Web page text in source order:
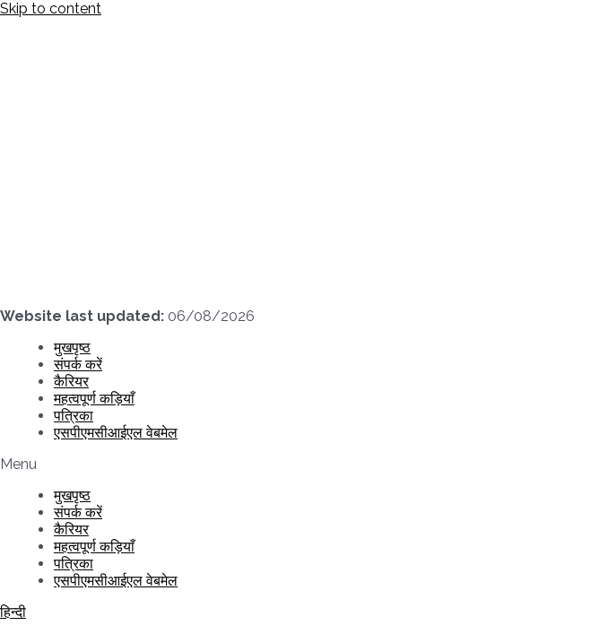
Skip to content
Website last updated: 06/08/2026
मुखपृष्ठ
संपर्क करें
कैरियर
महत्वपूर्ण कड़ियाँ
पत्रिका
एसपीएमसीआईएल वेबमेल
Menu
मुखपृष्ठ
संपर्क करें
कैरियर
महत्वपूर्ण कड़ियाँ
पत्रिका
एसपीएमसीआईएल वेबमेल
हिन्दी